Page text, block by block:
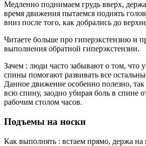
Медленно поднимаем грудь вверх,
время движения пытаемся поднять
вниз после того, как добрались до
Читаете больше про гиперэкстензию и
выполнения обратной гиперэкстензии.
Зачем : люди часто забывают о том, что
спины помогают развивать все
Данное движение особенно полезно, так
всю спину, заодно убирая боль в спине
рабочим столом часов.
Подъемы на носки
Как выполнять : встаем прямо, держа на